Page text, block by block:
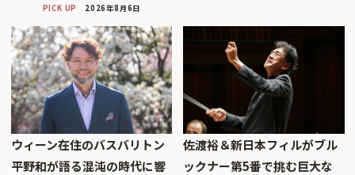
PICK UP 2026年8月6日
ウィーン在住のバスバリトン
平野和が語る混沌の時代に響
佐渡裕＆新日本フィルがブル
ックナー第5番で挑む巨大な